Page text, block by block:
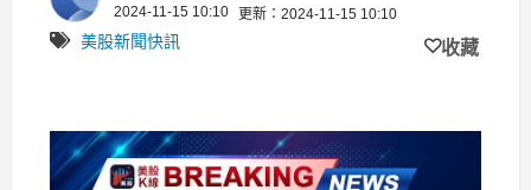
2024-11-15 10:10 更新：2024-11-15 10:10
美股新聞快訊 收藏